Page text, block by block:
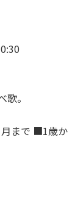
。
まで ■1歳か